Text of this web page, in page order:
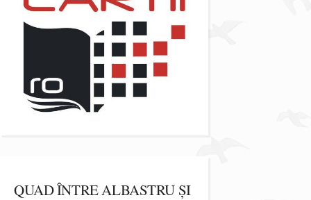
QUAD ÎNTRE ALBASTRU ȘI